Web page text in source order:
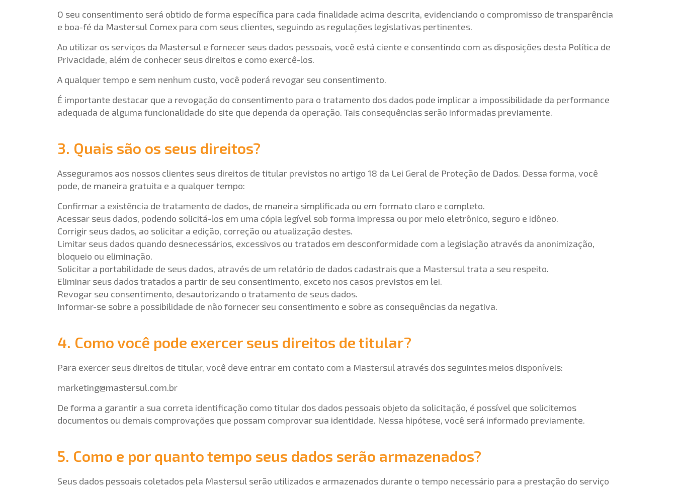
O seu consentimento será obtido de forma específica para cada finalidade acima descrita, evidenciando o compromisso de transparência
e boa-fé da Mastersul Comex para com seus clientes, seguindo as regulações legislativas pertinentes.
Ao utilizar os serviços da Mastersul e fornecer seus dados pessoais, você está ciente e consentindo com as disposições desta Política de
Privacidade, além de conhecer seus direitos e como exercê-los.
A qualquer tempo e sem nenhum custo, você poderá revogar seu consentimento.
É importante destacar que a revogação do consentimento para o tratamento dos dados pode implicar a impossibilidade da performance
adequada de alguma funcionalidade do site que dependa da operação. Tais consequências serão informadas previamente.
3. Quais são os seus direitos?
Asseguramos aos nossos clientes seus direitos de titular previstos no artigo 18 da Lei Geral de Proteção de Dados. Dessa forma, você
pode, de maneira gratuita e a qualquer tempo:
Confirmar a existência de tratamento de dados, de maneira simplificada ou em formato claro e completo.
Acessar seus dados, podendo solicitá-los em uma cópia legível sob forma impressa ou por meio eletrônico, seguro e idôneo.
Corrigir seus dados, ao solicitar a edição, correção ou atualização destes.
Limitar seus dados quando desnecessários, excessivos ou tratados em desconformidade com a legislação através da anonimização,
bloqueio ou eliminação.
Solicitar a portabilidade de seus dados, através de um relatório de dados cadastrais que a Mastersul trata a seu respeito.
Eliminar seus dados tratados a partir de seu consentimento, exceto nos casos previstos em lei.
Revogar seu consentimento, desautorizando o tratamento de seus dados.
Informar-se sobre a possibilidade de não fornecer seu consentimento e sobre as consequências da negativa.
4. Como você pode exercer seus direitos de titular?
Para exercer seus direitos de titular, você deve entrar em contato com a Mastersul através dos seguintes meios disponíveis:
marketing@mastersul.com.br
De forma a garantir a sua correta identificação como titular dos dados pessoais objeto da solicitação, é possível que solicitemos
documentos ou demais comprovações que possam comprovar sua identidade. Nessa hipótese, você será informado previamente.
5. Como e por quanto tempo seus dados serão armazenados?
Seus dados pessoais coletados pela Mastersul serão utilizados e armazenados durante o tempo necessário para a prestação do serviço